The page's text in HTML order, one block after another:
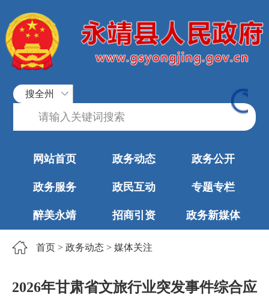
搜全州
网站首页 政务动态 政务公开
政务服务 政民互动 专题专栏
醉美永靖 招商引资 政务新媒体
首页 > 政务动态 > 媒体关注
2026年甘肃省文旅行业突发事件综合应